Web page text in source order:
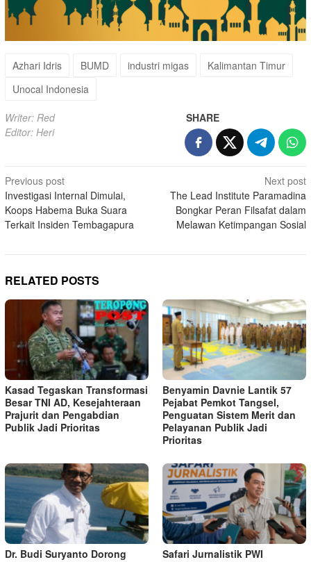
Azhari Idris BUMD industri migas
Kalimantan Timur
Unocal Indonesia
Writer: Red
Editor: Heri
SHARE
Post
navigation
Previous post
Investigasi Internal Dimulai,
Koops Habema Buka Suara
Terkait Insiden Tembagapura
Next post
The Lead Institute Paramadina
Bongkar Peran Filsafat dalam
Melawan Ketimpangan Sosial
RELATED POSTS
Kasad Tegaskan Transformasi
Besar TNI AD, Kesejahteraan
Prajurit dan Pengabdian
Publik Jadi Prioritas
Benyamin Davnie Lantik 57
Pejabat Pemkot Tangsel,
Penguatan Sistem Merit dan
Pelayanan Publik Jadi
Prioritas
Dr. Budi Suryanto Dorong
Safari Jurnalistik PWI